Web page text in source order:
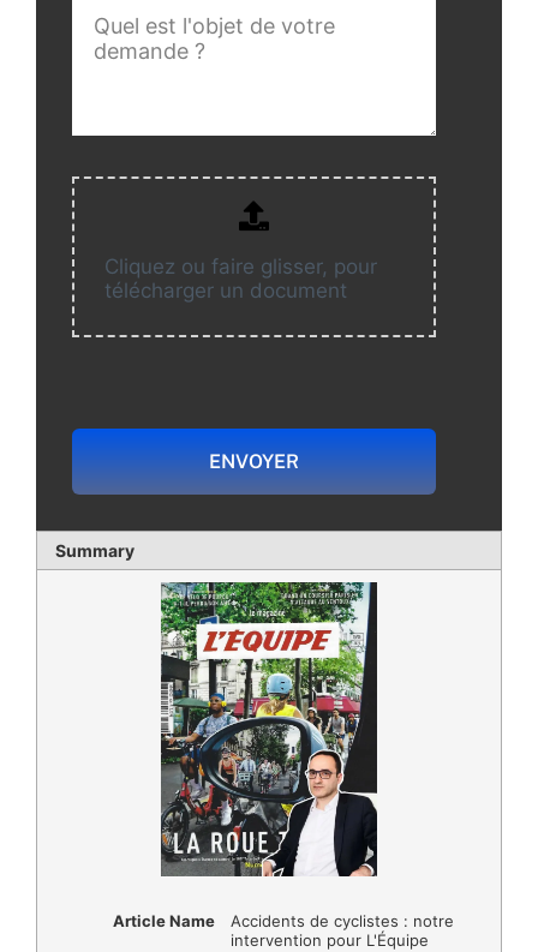
Cliquez ou faire glisser, pour
télécharger un document
ENVOYER
Summary
Article Name
Accidents de cyclistes : notre
intervention pour L'Équipe